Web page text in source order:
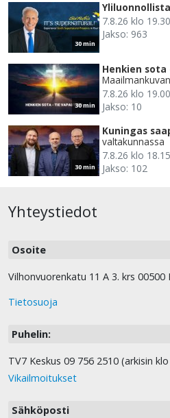
30 min
Yliluonnollista
7.8.26 klo 19.30
Jakso: 963
30 min
Henkien
7.8.26 klo 19.00
Jakso: 10
30 min
Kuningas
valtakunnassa
7.8.26 klo 18.15
Jakso: 102
Yhteystiedot
Osoite
Vilhonvuorenkatu 11 A 3. krs 00500
Tietosuoja
Puhelin:
TV7 Keskus 09 756 2510 (arkisin
Vikailmoitukset
Sähköposti